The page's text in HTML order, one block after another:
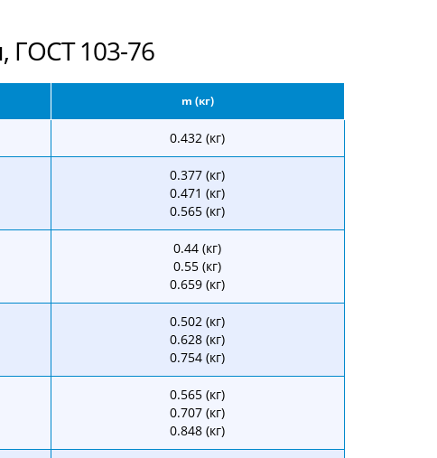
ГОСТ 103-76
m (кг)
0.432 (кг)
0.377 (кг)
0.471 (кг)
0.565 (кг)
0.44 (кг)
0.55 (кг)
0.659 (кг)
0.502 (кг)
0.628 (кг)
0.754 (кг)
0.565 (кг)
0.707 (кг)
0.848 (кг)